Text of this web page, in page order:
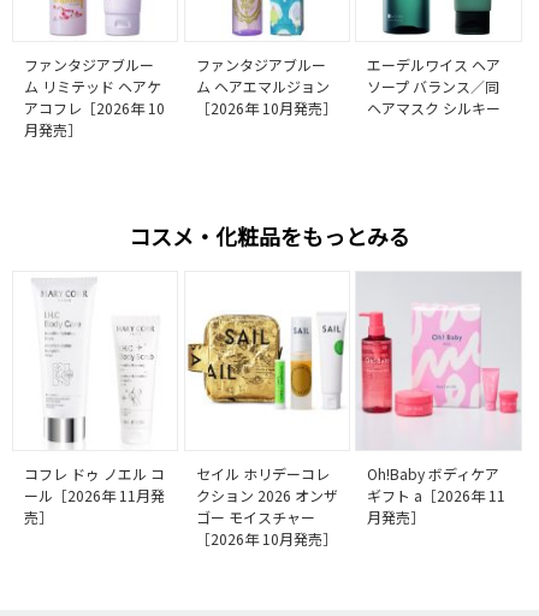
ファンタジアブルー
ム リミテッド ヘアケ
アコフレ［2026年 10
月発売］
ファンタジアブルー
ム ヘアエマルジョン
［2026年 10月発売］
エーデルワイス ヘア
ソープ バランス／同
ヘアマスク シルキー
コスメ・化粧品をもっとみる
コフレ ドゥ ノエル コ
ール［2026年 11月発
売］
セイル ホリデーコレ
クション 2026 オンザ
ゴー モイスチャー
［2026年 10月発売］
Oh!Baby ボディケア
ギフト a［2026年 11
月発売］